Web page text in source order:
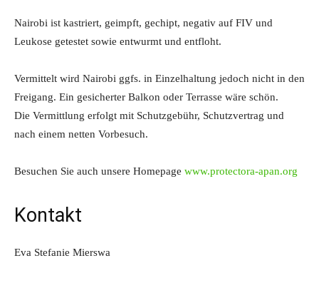
Nairobi ist kastriert, geimpft, gechipt, negativ auf FIV und
Leukose getestet sowie entwurmt und entfloht.
Vermittelt wird Nairobi ggfs. in Einzelhaltung jedoch nicht in den
Freigang. Ein gesicherter Balkon oder Terrasse wäre schön.
Die Vermittlung erfolgt mit Schutzgebühr, Schutzvertrag und
nach einem netten Vorbesuch.
Besuchen Sie auch unsere Homepage www.protectora-apan.org
Kontakt
Eva Stefanie Mierswa